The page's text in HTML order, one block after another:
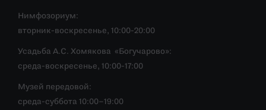
Нимфозориум:
вторник-воскресенье, 10:00-20:00
Усадьба А.С. Хомякова «Богучарово»:
среда-воскресенье, 10:00-17:00
Музей передовой:
среда-суббота 10:00–19:00